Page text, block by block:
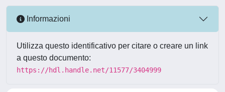
Informazioni
Utilizza questo identificativo per citare o creare un link
a questo documento:
https://hdl.handle.net/11577/3404999